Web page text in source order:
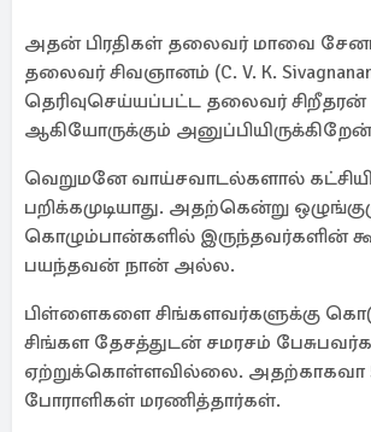
அதன் பிரதிகள் தலைவர் மாவை
தலைவர் சிவஞானம் (C. V. K.
தெரிவுசெய்யப்பட்ட தலைவர் சிறீதரன்
ஆகியோருக்கும்
வெறுமனே வாய்சவாடல்களால்
பறிக்கமுடியாது. அதற்கென்று
கொழும்பான்களில் இருந்தவர்களின்
பயந்தவன் நான் அல்ல.
பிள்ளைகளை சிங்களவர்களுக்கு
சிங்கள தேசத்துடன் சமரசம்
ஏற்றுக்கொள்ளவில்லை. அதற்காகவா
போராளிகள் மரணித்தார்கள்.